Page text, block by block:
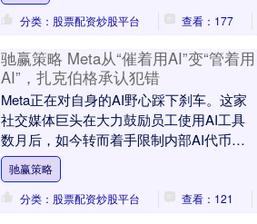
分类：股票配资炒股平台
查看：177
驰赢策略 Meta从“催着用AI”变“管着用
AI”，扎克伯格承认犯错
Meta正在对自身的AI野心踩下刹车。这家
社交媒体巨头在大力鼓励员工使用AI工具
数月后，如今转而着手限制内部AI代币
（token）消耗，并着手收拾一场因激进重
组....
驰赢策略
分类：股票配资炒股平台
查看：121